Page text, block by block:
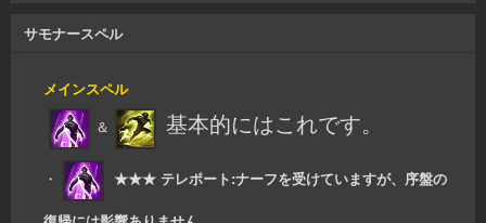
サモナースペル
メインスペル
＆
基本的にはこれです。
・ ★★★ テレポート:ナーフを受けていますが、序盤の